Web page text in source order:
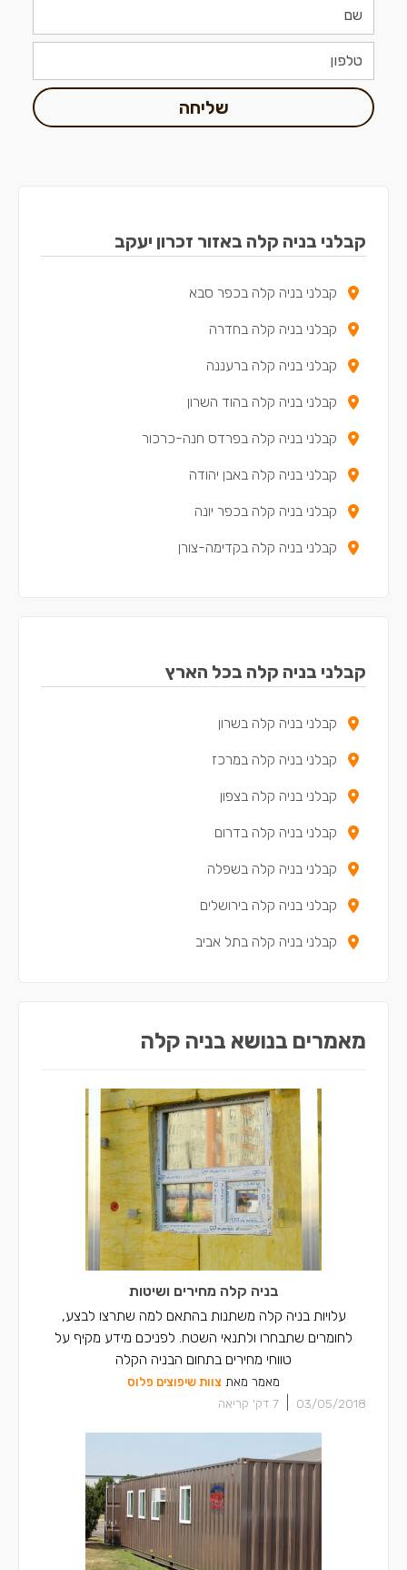
שליחה
קבלני בניה קלה באזור זכרון יעקב
קבלני בניה קלה בכפר סבא
קבלני בניה קלה בחדרה
קבלני בניה קלה ברעננה
קבלני בניה קלה בהוד השרון
קבלני בניה קלה בפרדס חנה-כרכור
קבלני בניה קלה באבן יהודה
קבלני בניה קלה בכפר יונה
קבלני בניה קלה בקדימה-צורן
קבלני בניה קלה בבנימינה-גבעת עדה
קבלני בניה קלה בכוכב יאיר - צור יגאל
קבלני בניה קלה באלפי מנשה
קבלני בניה קלה בטירה
קבלני בניה קלה במעלה עירון
קבלני בניה קלה בכל הארץ
קבלני בניה קלה בשרון
קבלני בניה קלה במרכז
קבלני בניה קלה בצפון
קבלני בניה קלה בדרום
קבלני בניה קלה בשפלה
קבלני בניה קלה בירושלים
קבלני בניה קלה בתל אביב
מאמרים בנושא בניה קלה
בניה קלה מחירים ושיטות
עלויות בניה קלה משתנות בהתאם למה שתרצו לבצע,
לחומרים שתבחרו ולתנאי השטח. לפניכם מידע מקיף על
טווחי מחירים בתחום הבניה הקלה
מאמר מאת צוות שיפוצים פלוס
03/05/2018
7 דק' קריאה